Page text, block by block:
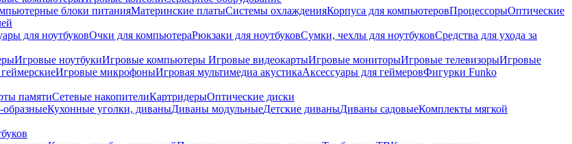
блоки питанияМатеринские платыСистемы охлажденияКорпуса для компьютеровПроцессорыОптические
для ноутбуковОчки для компьютераРюкзаки для ноутбуковСумки, чехлы для ноутбуковСредства для ухода за
Игровые ноутбукиИгровые компьютеры Игровые видеокартыИгровые мониторыИгровые телевизорыИгровые
Игровые микрофоныИгровая мультимедиа акустикаАксессуары для геймеровФигурки Funko
памятиСетевые накопителиКартридерыОптические диски
Кухонные уголки, диваныДиваны модульныеДетские диваныДиваны садовыеКомплекты мягкой